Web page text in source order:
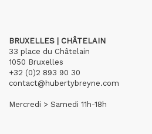
BRUXELLES | CHÂTELAIN
33 place du Châtelain
1050 Bruxelles
+32 (0)2 893 90 30
contact@hubertybreyne.com
Mercredi > Samedi 11h-18h